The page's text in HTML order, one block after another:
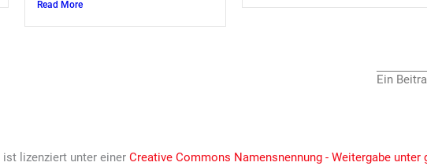
Read More
Ein
ist lizenziert unter einerCreative Commons Namensnennung - Weitergabe